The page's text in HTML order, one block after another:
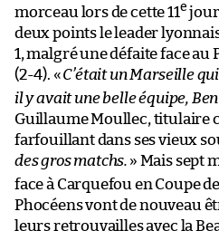
morceau lors de cette 11e
deux points le leader
1, malgré une défaite face au
(2-4). «C’était un Marseille
il y avait une belle équipe,
Guillaume Moullec, titulaire
farfouillant dans ses vieux
des gros matchs. » Mais sept
face à Carquefou en Coupe
Phocéens vont de nouveau
leurs retrouvailles avec la